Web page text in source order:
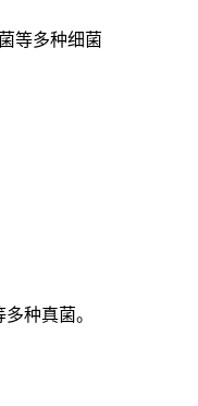
等多种细菌
种真菌。